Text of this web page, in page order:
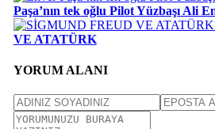
Paşa’nın tek oğlu Pilot Yüzbaşı Ali
VE ATATÜRK
YORUM ALANI